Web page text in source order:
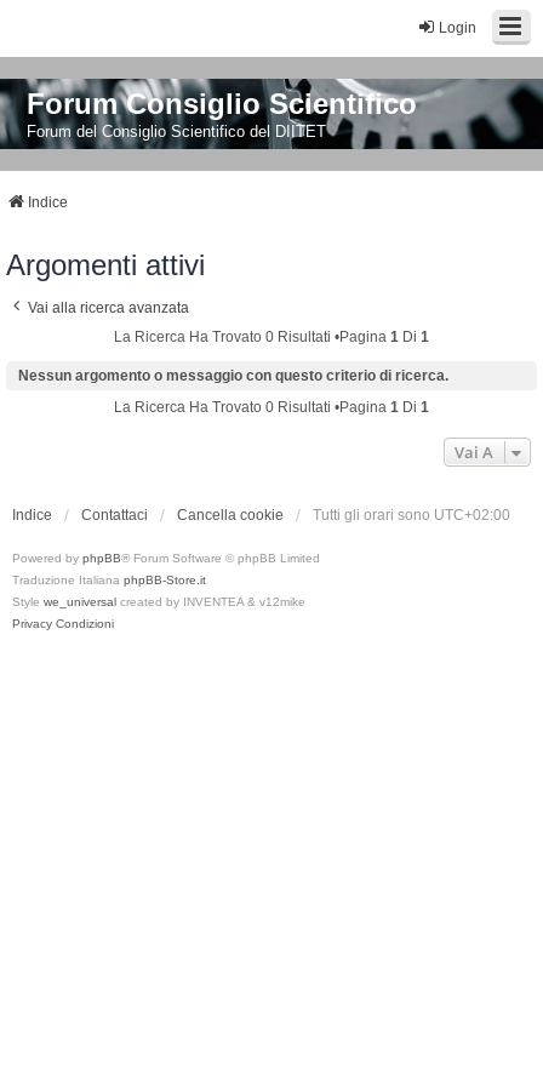
Login
Forum Consiglio Scientifico
Forum del Consiglio Scientifico del DIITET
Indice
Argomenti attivi
Vai alla ricerca avanzata
La Ricerca Ha Trovato 0 Risultati •Pagina 1 Di 1
Nessun argomento o messaggio con questo criterio di ricerca.
La Ricerca Ha Trovato 0 Risultati •Pagina 1 Di 1
Vai A
Indice Contattaci Cancella cookie Tutti gli orari sono UTC+02:00
Powered by phpBB® Forum Software © phpBB Limited
Traduzione Italiana phpBB-Store.it
Style we_universal created by INVENTEA & v12mike
Privacy Condizioni